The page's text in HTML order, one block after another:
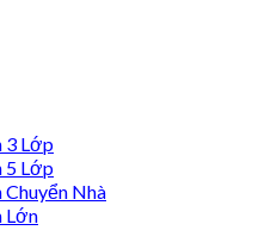
3 Lớp
5 Lớp
Nhà
Lớn